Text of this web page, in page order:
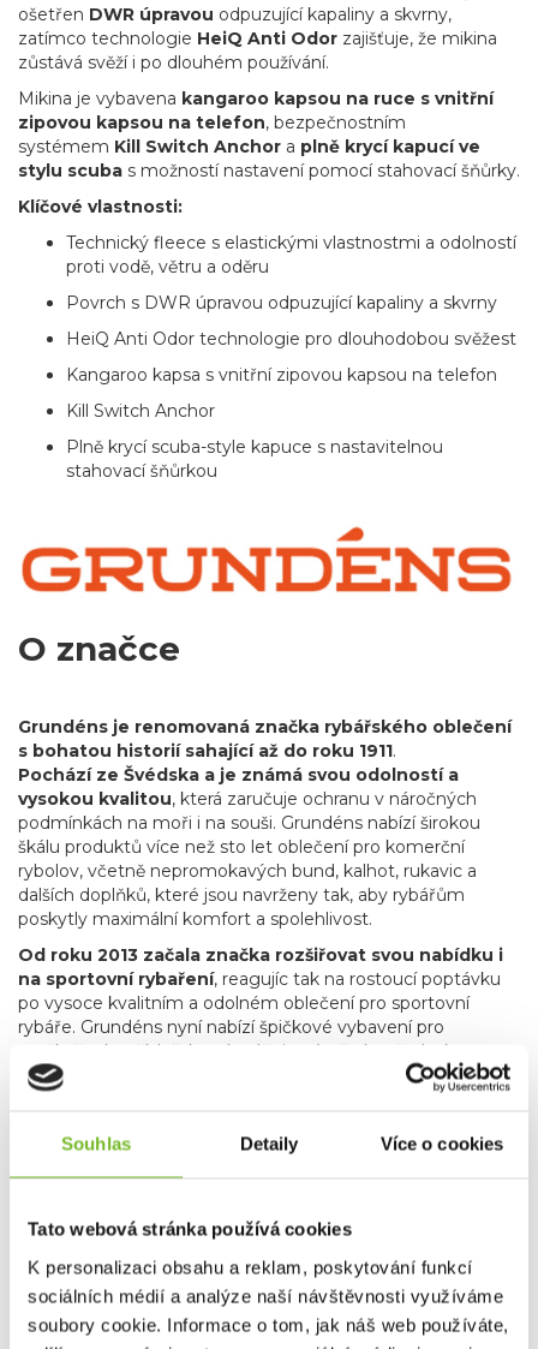
Souhlas Detaily Více o cookies
Tato webová stránka používá cookies
K personalizaci obsahu a reklam, poskytování funkcí
sociálních médií a analýze naší návštěvnosti využíváme
soubory cookie. Informace o tom, jak náš web používáte,
ošetřen DWR úpravou odpuzující kapaliny a skvrny,
zatímco technologie HeiQ Anti Odor zajišťuje, že mikina
zůstává svěží i po dlouhém používání.
Mikina je vybavena kangaroo kapsou na ruce s vnitřní
zipovou kapsou na telefon, bezpečnostním
systémem Kill Switch Anchor a plně krycí kapucí ve
stylu scuba s možností nastavení pomocí stahovací šňůrky.
Klíčové vlastnosti:
Technický fleece s elastickými vlastnostmi a odolností
proti vodě, větru a oděru
Povrch s DWR úpravou odpuzující kapaliny a skvrny
HeiQ Anti Odor technologie pro dlouhodobou svěžest
Kangaroo kapsa s vnitřní zipovou kapsou na telefon
Kill Switch Anchor
Plně krycí scuba-style kapuce s nastavitelnou
stahovací šňůrkou
O značce
Grundéns je renomovaná značka rybářského oblečení
s bohatou historií sahající až do roku 1911.
Pochází ze Švédska a je známá svou odolností a
vysokou kvalitou, která zaručuje ochranu v náročných
podmínkách na moři i na souši. Grundéns nabízí širokou
škálu produktů více než sto let oblečení pro komerční
rybolov, včetně nepromokavých bund, kalhot, rukavic a
dalších doplňků, které jsou navrženy tak, aby rybářům
poskytly maximální komfort a spolehlivost.
Od roku 2013 začala značka rozšiřovat svou nabídku i
na sportovní rybaření, reagujíc tak na rostoucí poptávku
po vysoce kvalitním a odolném oblečení pro sportovní
rybáře. Grundéns nyní nabízí špičkové vybavení pro
muškaření a přívlač, které splňuje náročné požadavky
rybářů hledajících precizní a spolehlivé produkty.Produkty
pro muškaření a přívlač zahrnují vše od technických
na rybaření bez ohledu na počasí.
Kromě
specializovaného rybářského oblečení zahrnuje nabídka
stylové mikiny, trička a čepice. Tyto kousky nejenže
poskytují komfort a praktičnost, ale také umožňují rybářům
a outdoorovým nadšencům nosit oblečení, které reflektuje
jejich vášeň pro rybaření i v běžném životě.
Grundéns díky svému závazku k inovacím, použitým